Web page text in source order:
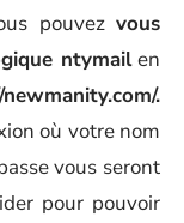
pouvez vous
ntymailen
.
où votre nom
vous seront
pour pouvoir